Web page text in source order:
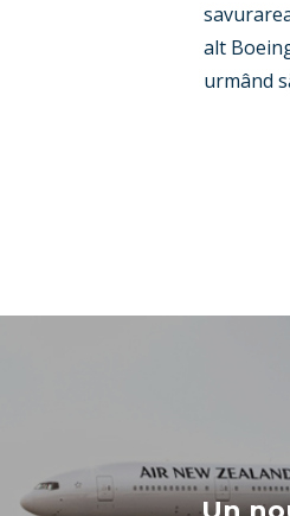
alt
urmând